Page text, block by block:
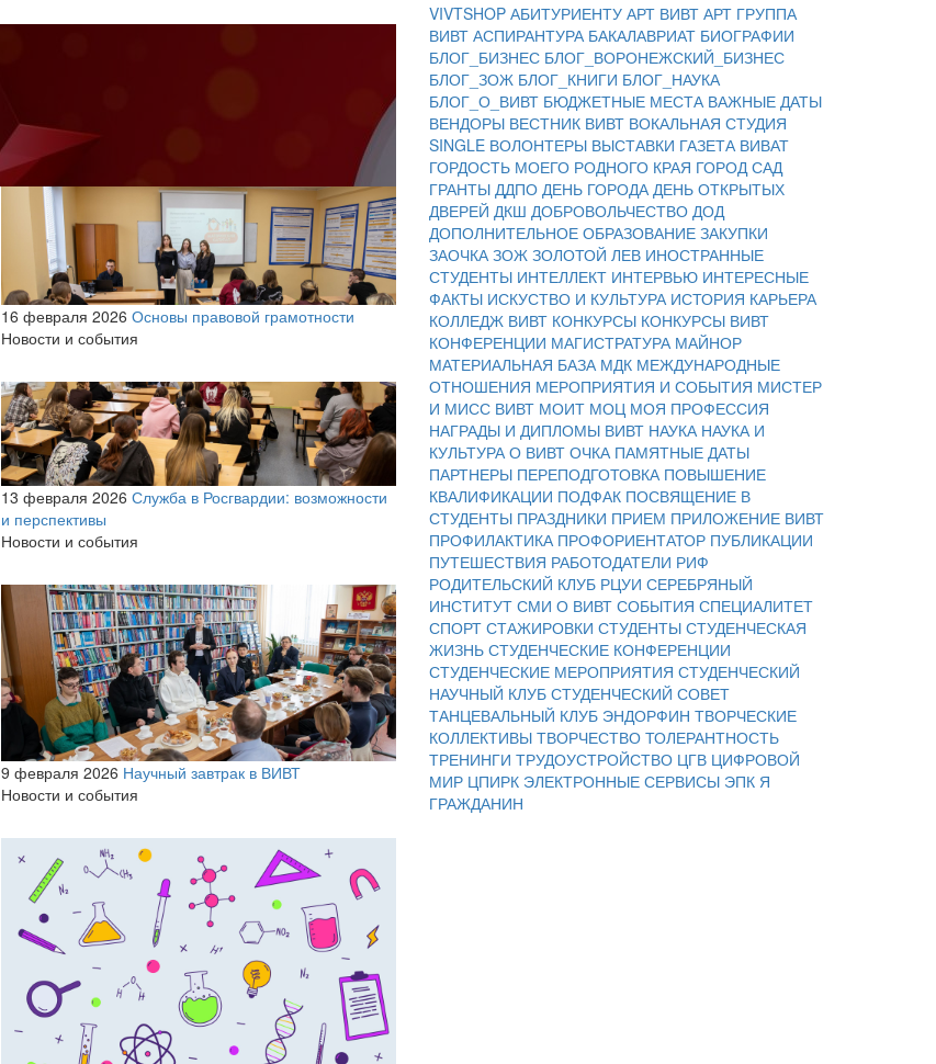
16 февраля 2026 Основы правовой грамотности
Новости и события
13 февраля 2026 Служба в Росгвардии: возможности
и перспективы
Новости и события
9 февраля 2026 Научный завтрак в ВИВТ
Новости и события
VIVTSHOP АБИТУРИЕНТУ АРТ ВИВТ АРТ ГРУППА
ВИВТ АСПИРАНТУРА БАКАЛАВРИАТ БИОГРАФИИ
БЛОГ_БИЗНЕС БЛОГ_ВОРОНЕЖСКИЙ_БИЗНЕС
БЛОГ_ЗОЖ БЛОГ_КНИГИ БЛОГ_НАУКА
БЛОГ_О_ВИВТ БЮДЖЕТНЫЕ МЕСТА ВАЖНЫЕ ДАТЫ
ВЕНДОРЫ ВЕСТНИК ВИВТ ВОКАЛЬНАЯ СТУДИЯ
SINGLE ВОЛОНТЕРЫ ВЫСТАВКИ ГАЗЕТА ВИВАТ
ГОРДОСТЬ МОЕГО РОДНОГО КРАЯ ГОРОД САД
ГРАНТЫ ДДПО ДЕНЬ ГОРОДА ДЕНЬ ОТКРЫТЫХ
ДВЕРЕЙ ДКШ ДОБРОВОЛЬЧЕСТВО ДОД
ДОПОЛНИТЕЛЬНОЕ ОБРАЗОВАНИЕ ЗАКУПКИ
ЗАОЧКА ЗОЖ ЗОЛОТОЙ ЛЕВ ИНОСТРАННЫЕ
СТУДЕНТЫ ИНТЕЛЛЕКТ ИНТЕРВЬЮ ИНТЕРЕСНЫЕ
ФАКТЫ ИСКУСТВО И КУЛЬТУРА ИСТОРИЯ КАРЬЕРА
КОЛЛЕДЖ ВИВТ КОНКУРСЫ КОНКУРСЫ ВИВТ
КОНФЕРЕНЦИИ МАГИСТРАТУРА МАЙНОР
МАТЕРИАЛЬНАЯ БАЗА МДК МЕЖДУНАРОДНЫЕ
ОТНОШЕНИЯ МЕРОПРИЯТИЯ И СОБЫТИЯ МИСТЕР
И МИСС ВИВТ МОИТ МОЦ МОЯ ПРОФЕССИЯ
НАГРАДЫ И ДИПЛОМЫ ВИВТ НАУКА НАУКА И
КУЛЬТУРА О ВИВТ ОЧКА ПАМЯТНЫЕ ДАТЫ
ПАРТНЕРЫ ПЕРЕПОДГОТОВКА ПОВЫШЕНИЕ
КВАЛИФИКАЦИИ ПОДФАК ПОСВЯЩЕНИЕ В
СТУДЕНТЫ ПРАЗДНИКИ ПРИЕМ ПРИЛОЖЕНИЕ ВИВТ
ПРОФИЛАКТИКА ПРОФОРИЕНТАТОР ПУБЛИКАЦИИ
ПУТЕШЕСТВИЯ РАБОТОДАТЕЛИ РИФ
РОДИТЕЛЬСКИЙ КЛУБ РЦУИ СЕРЕБРЯНЫЙ
ИНСТИТУТ СМИ О ВИВТ СОБЫТИЯ СПЕЦИАЛИТЕТ
СПОРТ СТАЖИРОВКИ СТУДЕНТЫ СТУДЕНЧЕСКАЯ
ЖИЗНЬ СТУДЕНЧЕСКИЕ КОНФЕРЕНЦИИ
СТУДЕНЧЕСКИЕ МЕРОПРИЯТИЯ СТУДЕНЧЕСКИЙ
НАУЧНЫЙ КЛУБ СТУДЕНЧЕСКИЙ СОВЕТ
ТАНЦЕВАЛЬНЫЙ КЛУБ ЭНДОРФИН ТВОРЧЕСКИЕ
КОЛЛЕКТИВЫ ТВОРЧЕСТВО ТОЛЕРАНТНОСТЬ
ТРЕНИНГИ ТРУДОУСТРОЙСТВО ЦГВ ЦИФРОВОЙ
МИР ЦПИРК ЭЛЕКТРОННЫЕ СЕРВИСЫ ЭПК Я
ГРАЖДАНИН